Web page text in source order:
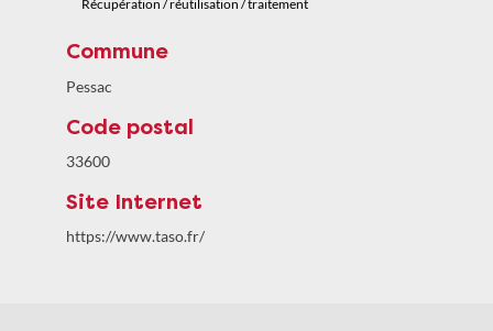
Récupération / réutilisation / traitement
Commune
Pessac
Code postal
33600
Site Internet
https://www.taso.fr/